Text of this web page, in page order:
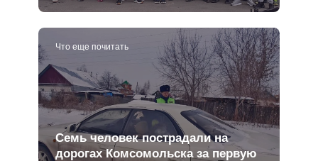
Что еще почитать
Семь человек пострадали на
дорогах Комсомольска за первую